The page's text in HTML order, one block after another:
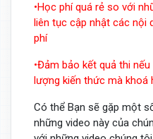
•Học phí quá rẻ so với
liên tục cập nhật các nội
phí
•Đảm bảo kết quả thi
lượng kiến thức mà khoá
Có thể Bạn sẽ gặp một
những video này của